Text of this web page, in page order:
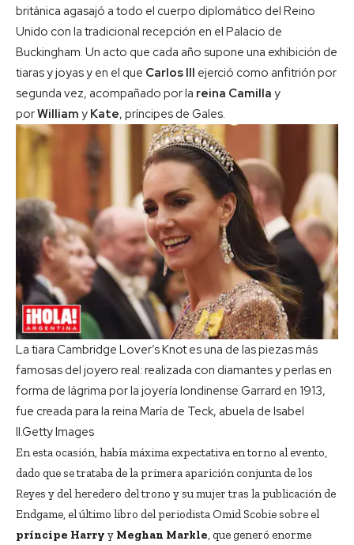
británica agasajó a todo el cuerpo diplomático del Reino
Unido con la tradicional recepción en el Palacio de
Buckingham. Un acto que cada año supone una exhibición de
tiaras y joyas y en el que Carlos III ejerció como anfitrión por
segunda vez, acompañado por la reina Camilla y
porWilliam y Kate, príncipes de Gales.
La tiara Cambridge Lover’s Knot es una de las piezas más
famosas del joyero real: realizada con diamantes y perlas en
forma de lágrima por la joyería londinense Garrard en 1913,
fue creada para la reina María de Teck, abuela de Isabel
II.Getty Images
En esta ocasión, había máxima expectativa en torno al evento,
dado que se trataba de la primera aparición conjunta de los
Reyes y del heredero del trono y su mujer tras la publicación de
Endgame, el último libro del periodista Omid Scobie sobre el
príncipe Harry y Meghan Markle, que generó enorme